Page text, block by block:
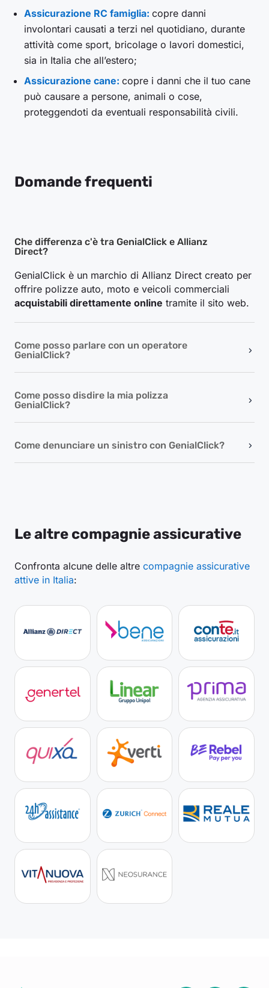
Assicurazione RC famiglia: copre danni
involontari causati a terzi nel quotidiano, durante
attività come sport, bricolage o lavori domestici,
sia in Italia che all’estero;
Assicurazione cane: copre i danni che il tuo cane
può causare a persone, animali o cose,
proteggendoti da eventuali responsabilità civili.
Domande frequenti
Che differenza c'è tra GenialClick e Allianz
Direct?
GenialClick è un marchio di Allianz Direct creato per
offrire polizze auto, moto e veicoli commerciali
acquistabili direttamente online tramite il sito web.
Come posso parlare con un operatore
GenialClick?
Come posso disdire la mia polizza
GenialClick?
Come denunciare un sinistro con GenialClick?
Le altre compagnie assicurative
Confronta alcune delle altre compagnie assicurative
attive in Italia: